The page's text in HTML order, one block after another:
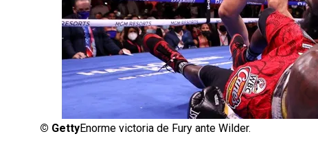
© GettyEnorme victoria de Fury ante Wilder.